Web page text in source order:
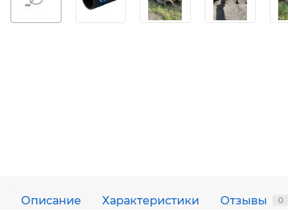
Описание Характеристики Отзывы 0